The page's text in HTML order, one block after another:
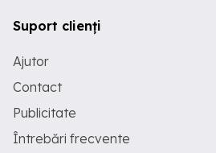
Suport clienți
Ajutor
Contact
Publicitate
Întrebări frecvente